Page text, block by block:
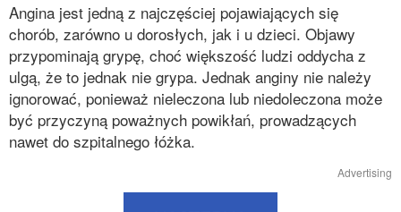
Angina jest jedną z najczęściej pojawiających się
chorób, zarówno u dorosłych, jak i u dzieci. Objawy
przypominają grypę, choć większość ludzi oddycha z
ulgą, że to jednak nie grypa. Jednak anginy nie należy
ignorować, ponieważ nieleczona lub niedoleczona może
być przyczyną poważnych powikłań, prowadzących
nawet do szpitalnego łóżka.
Advertising